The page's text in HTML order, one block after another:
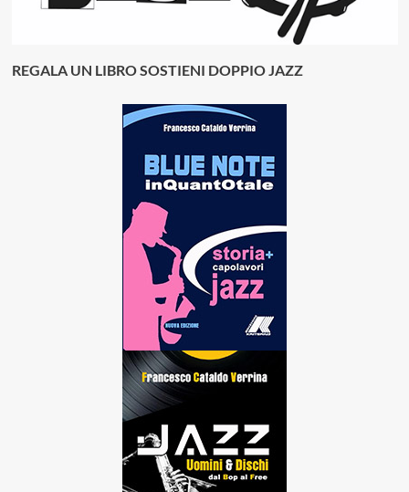
REGALA UN LIBRO SOSTIENI DOPPIO JAZZ